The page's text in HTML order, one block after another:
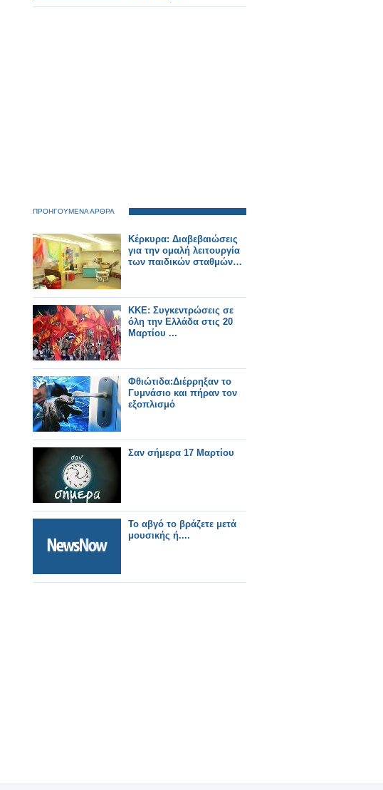
ΠΡΟΗΓΟΥΜΕΝΑ ΑΡΘΡΑ
Κέρκυρα: Διαβεβαιώσεις
για την ομαλή λειτουργία
των παιδικών σταθμών…
ΚΚΕ: Συγκεντρώσεις σε
όλη την Ελλάδα στις 20
Μαρτίου ...
Φθιώτιδα:Διέρρηξαν το
Γυμνάσιο και πήραν τον
εξοπλισμό
Σαν σήμερα 17 Μαρτίου
Το αβγό το βράζετε μετά
μουσικής ή....